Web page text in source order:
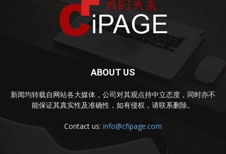
ABOUT US
新闻均转载自网站各大媒体，公司对其观点持中立态度，同时亦不
能保证其真实性及准确性，如有侵权，请联系删除。
Contact us: info@cfipage.com